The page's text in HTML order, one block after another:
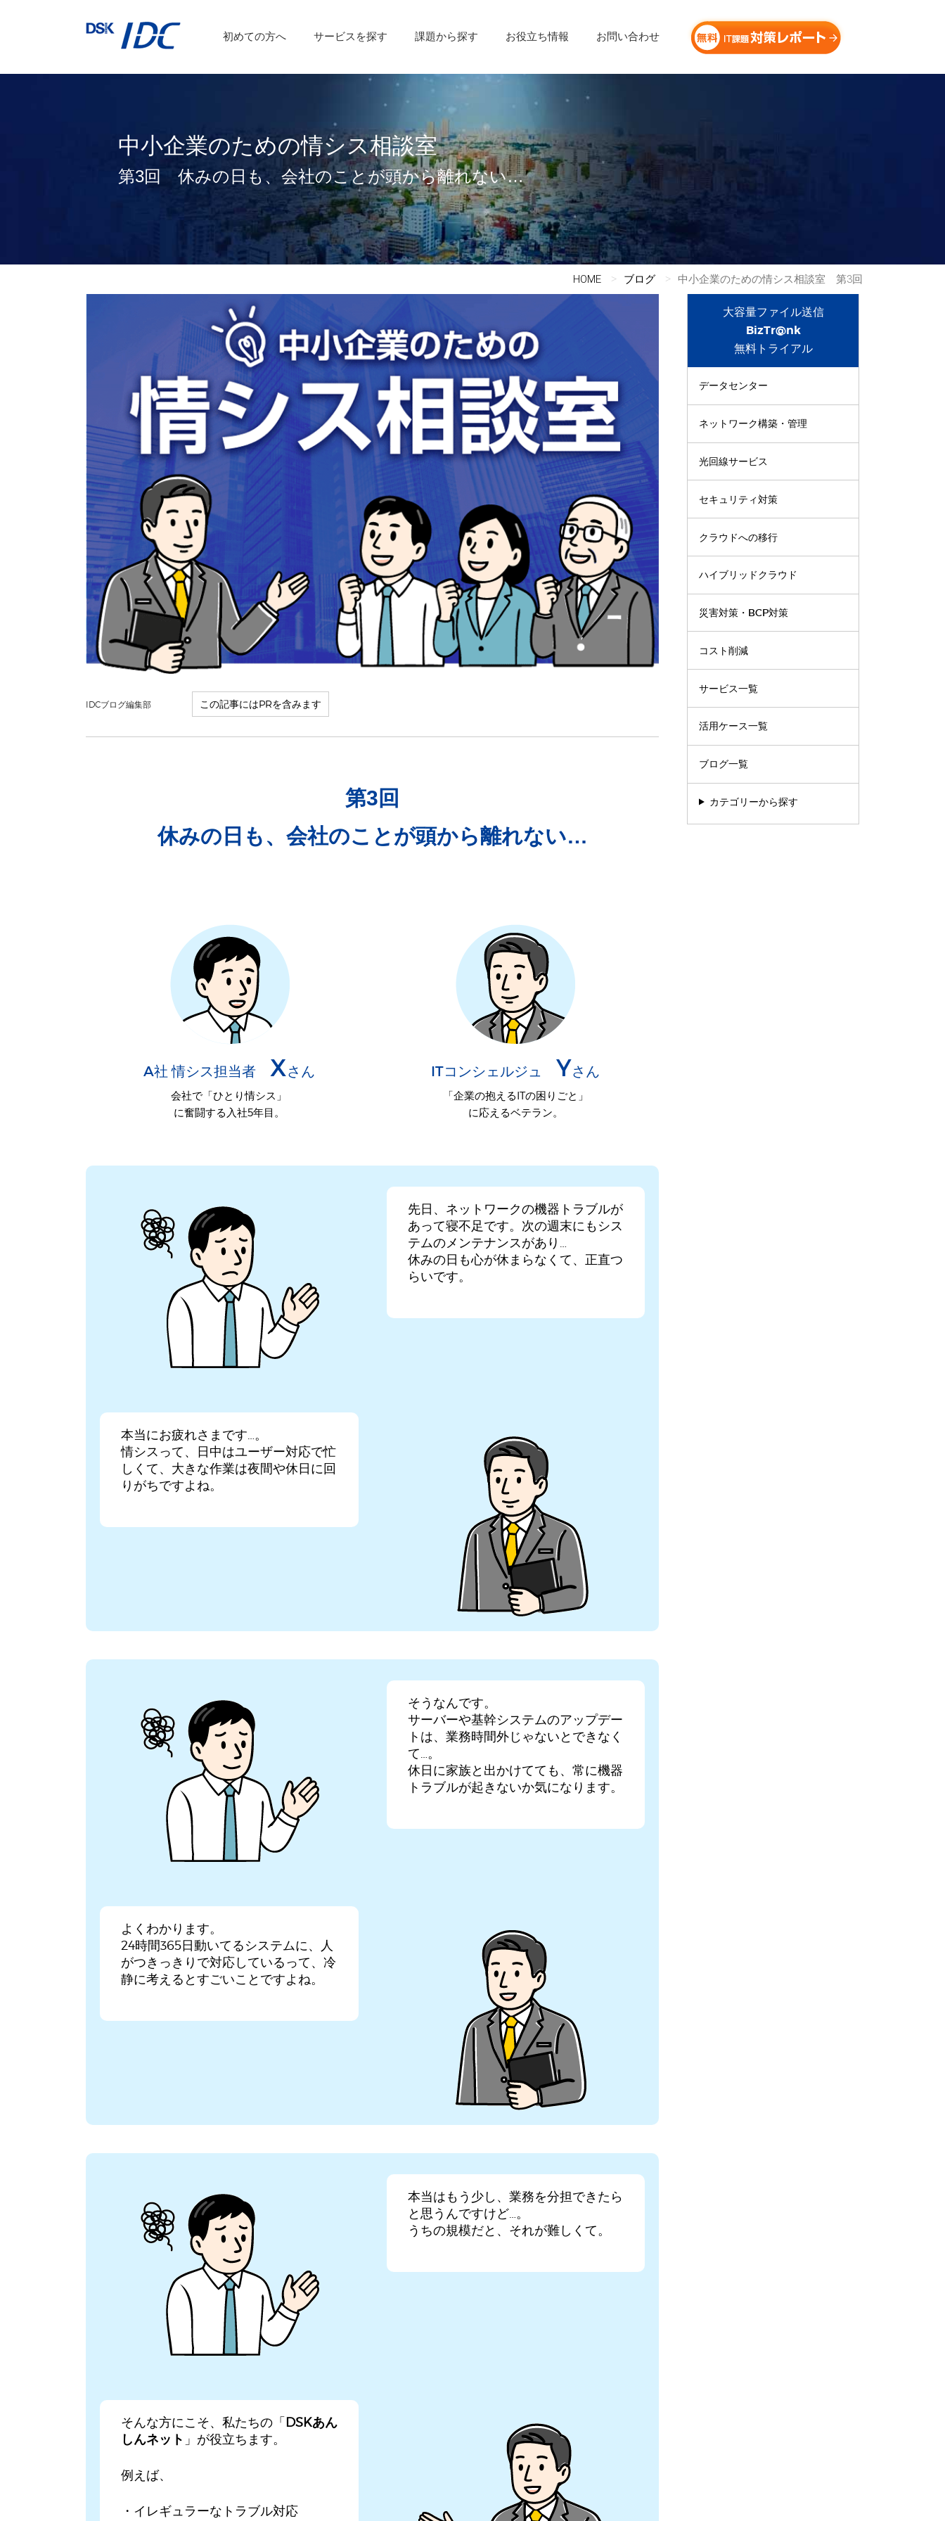
初めての方へ サービスを探す 課題から探す お役立ち情報 お問い合わせ
中小企業のための情シス相談室
第3回 休みの日も、会社のことが頭から離れない…
HOME ブログ 中小企業のための情シス相談室 第3回
IDCブログ編集部
第3回
休みの日も、会社のことが頭から離れない…
A社 情シス担当者 Xさん
会社で「ひとり情シス」
に奮闘する入社5年目。
ITコンシェルジュ Yさん
「企業の抱えるITの困りごと」
に応えるベテラン。
先日、ネットワークの機器トラブルが
あって寝不足です。次の週末にもシス
テムのメンテナンスがあり…
休みの日も心が休まらなくて、正直つ
らいです。
本当にお疲れさまです…。
情シスって、日中はユーザー対応で忙
しくて、大きな作業は夜間や休日に回
りがちですよね。
そうなんです。
サーバーや基幹システムのアップデー
トは、業務時間外じゃないとできなく
て…。
休日に家族と出かけてても、常に機器
トラブルが起きないか気になります。
よくわかります。
24時間365日動いてるシステムに、人
がつきっきりで対応しているって、冷
静に考えるとすごいことですよね。
本当はもう少し、業務を分担できたら
と思うんですけど…。
うちの規模だと、それが難しくて。
そんな方にこそ、私たちの「DSKあん
しんネット 」が役立ちます。
例えば、
・イレギュラーなトラブル対応
大容量ファイル送信
BizTr@nk
無料トライアル
データセンター
ネットワーク構築・管理
光回線サービス
セキュリティ対策
クラウドへの移行
ハイブリッドクラウド
災害対策・BCP対策
コスト削減
サービス一覧
活用ケース一覧
ブログ一覧
カテゴリーから探す